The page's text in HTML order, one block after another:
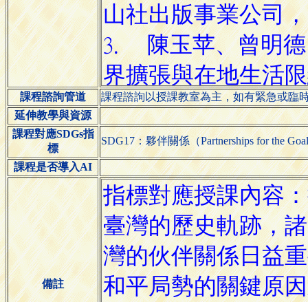
課程諮詢管道
課程諮詢以授課教室為主，如有緊急或臨
延伸教學與資源
課程對應SDGs指
標
SDG17：夥伴關係（Partnerships for the
課程是否導入AI
備註